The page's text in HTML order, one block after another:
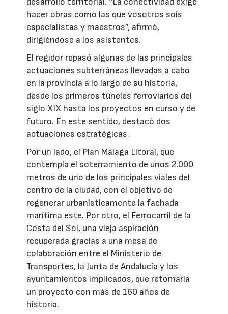
hacer obras como las que vosotros sois
especialistas y maestros”, afirmó,
dirigiéndose a los asistentes.
El regidor repasó algunas de las principales
actuaciones subterráneas llevadas a cabo
en la provincia a lo largo de su historia,
desde los primeros túneles ferroviarios del
siglo XIX hasta los proyectos en curso y de
futuro. En este sentido, destacó dos
actuaciones estratégicas.
Por un lado, el Plan Málaga Litoral, que
contempla el soterramiento de unos 2.000
metros de uno de los principales viales del
centro de la ciudad, con el objetivo de
regenerar urbanísticamente la fachada
marítima este. Por otro, el Ferrocarril de la
Costa del Sol, una vieja aspiración
recuperada gracias a una mesa de
colaboración entre el Ministerio de
Transportes, la Junta de Andalucía y los
ayuntamientos implicados, que retomaría
un proyecto con más de 160 años de
historia.